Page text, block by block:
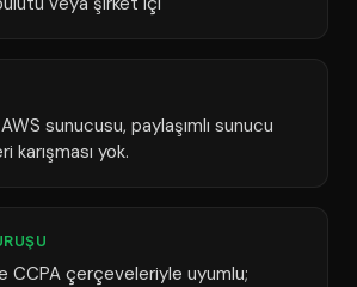
sunucusu, paylaşımlı sunucu
karışması yok.
CCPA çerçeveleriyle uyumlu;